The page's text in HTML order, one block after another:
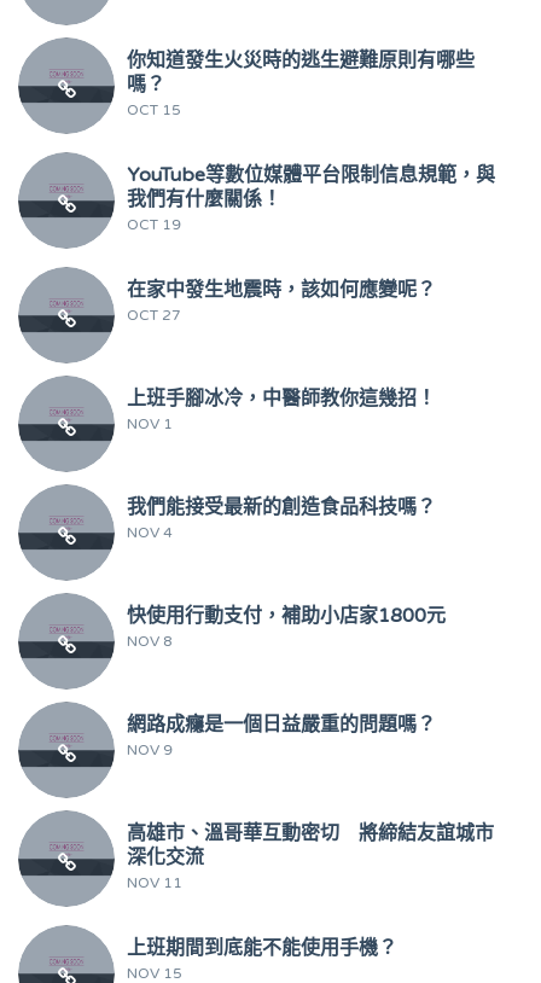
你知道發生火災時的逃生避難原則有哪些
嗎？
OCT 15
YouTube等數位媒體平台限制信息規範，與
我們有什麼關係！
OCT 19
在家中發生地震時，該如何應變呢？
OCT 27
上班手腳冰冷，中醫師教你這幾招！
NOV 1
我們能接受最新的創造食品科技嗎？
NOV 4
快使用行動支付，補助小店家1800元
NOV 8
網路成癮是一個日益嚴重的問題嗎？
NOV 9
高雄市、溫哥華互動密切 將締結友誼城市
深化交流
NOV 11
上班期間到底能不能使用手機？
NOV 15